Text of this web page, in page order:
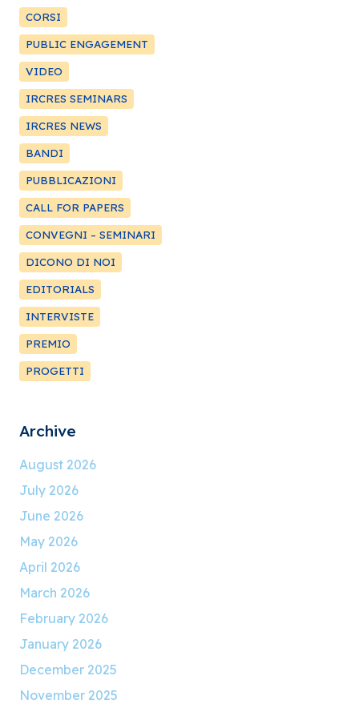
CORSI
PUBLIC ENGAGEMENT
VIDEO
IRCRES SEMINARS
IRCRES NEWS
BANDI
PUBBLICAZIONI
CALL FOR PAPERS
CONVEGNI – SEMINARI
DICONO DI NOI
EDITORIALS
INTERVISTE
PREMIO
PROGETTI
Archive
August 2026
July 2026
June 2026
May 2026
April 2026
March 2026
February 2026
January 2026
December 2025
November 2025